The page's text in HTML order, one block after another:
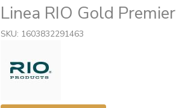
Linea RIO Gold Premier
SKU: 1603832291463